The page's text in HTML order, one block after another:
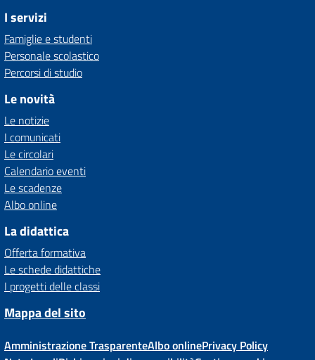
I servizi
Famiglie e studenti
Personale scolastico
Percorsi di studio
Le novità
Le notizie
I comunicati
Le circolari
Calendario eventi
Le scadenze
Albo online
La didattica
Offerta formativa
Le schede didattiche
I progetti delle classi
Mappa del sito
Amministrazione TrasparenteAlbo onlinePrivacy Policy